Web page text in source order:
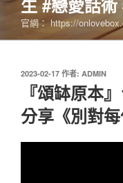
生 #戀愛話
官網： https://
發
2023-02-17 作者: ADMIN
『頌缽原本
分享《別對